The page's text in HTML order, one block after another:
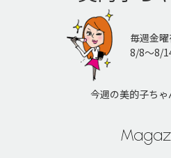
毎週金曜
8/8〜8/
今週の美的子ち